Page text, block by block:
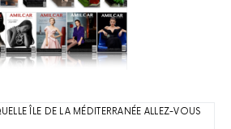
ÎLE DE LA MÉDITERRANÉE ALLEZ-VOUS